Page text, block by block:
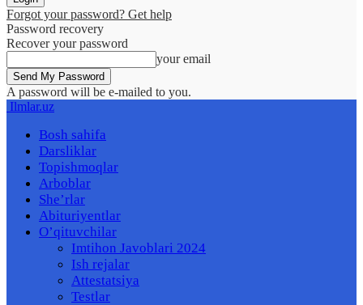
Forgot your password? Get help
Password recovery
Recover your password
your email
A password will be e-mailed to you.
Ilmlar.uz
Bosh sahifa
Darsliklar
Topishmoqlar
Arboblar
She’rlar
Abituriyentlar
O’qituvchilar
Imtihon Javoblari 2024
Ish rejalar
Attestatsiya
Testlar